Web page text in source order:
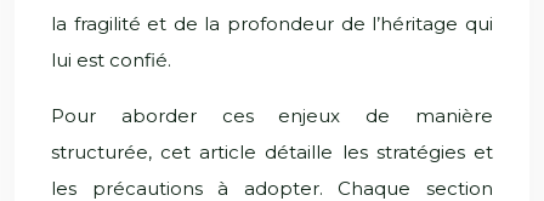
la fragilité et de la profondeur de l’héritage qui
lui est confié.
Pour aborder ces enjeux de manière
structurée, cet article détaille les stratégies et
les précautions à adopter. Chaque section